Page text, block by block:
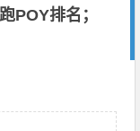
POY排名；